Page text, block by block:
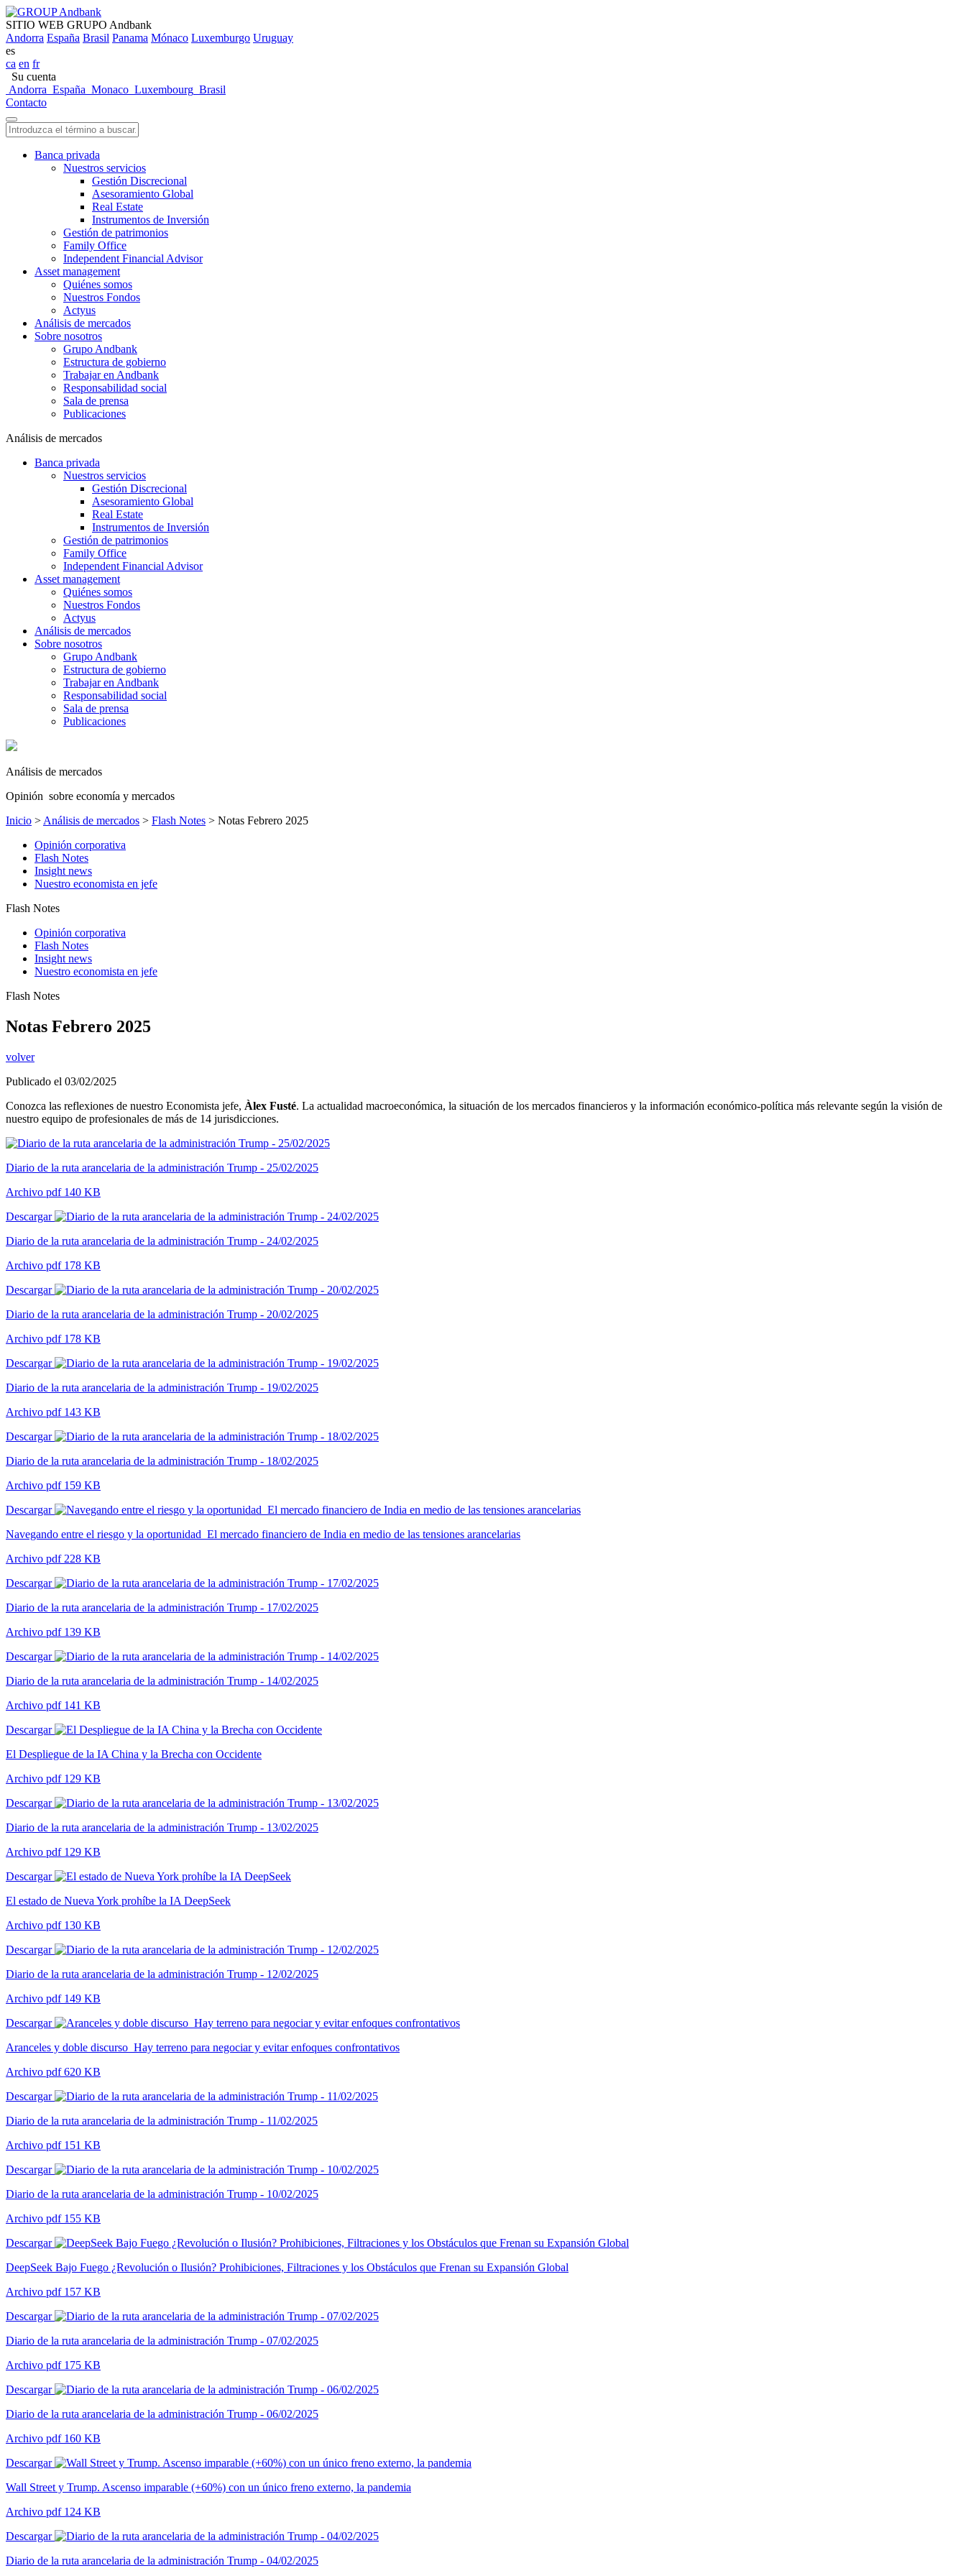
SITIO WEB GRUPO Andbank
Andorra España Brasil Panama Mónaco Luxemburgo Uruguay
es
ca en fr
Su cuenta
Andorra España Monaco Luxembourg Brasil
Contacto
Banca privada
Nuestros servicios
Gestión Discrecional
Asesoramiento Global
Real Estate
Instrumentos de Inversión
Gestión de patrimonios
Family Office
Independent Financial Advisor
Asset management
Quiénes somos
Nuestros Fondos
Actyus
Análisis de mercados
Sobre nosotros
Grupo Andbank
Estructura de gobierno
Trabajar en Andbank
Responsabilidad social
Sala de prensa
Publicaciones
Análisis de mercados
Banca privada
Nuestros servicios
Gestión Discrecional
Asesoramiento Global
Real Estate
Instrumentos de Inversión
Gestión de patrimonios
Family Office
Independent Financial Advisor
Asset management
Quiénes somos
Nuestros Fondos
Actyus
Análisis de mercados
Sobre nosotros
Grupo Andbank
Estructura de gobierno
Trabajar en Andbank
Responsabilidad social
Sala de prensa
Publicaciones
Análisis de mercados
Opinión sobre economía y mercados
Inicio > Análisis de mercados > Flash Notes > Notas Febrero 2025
Opinión corporativa
Flash Notes
Insight news
Nuestro economista en jefe
Flash Notes
Opinión corporativa
Flash Notes
Insight news
Nuestro economista en jefe
Flash Notes
Notas Febrero 2025
volver
Publicado el 03/02/2025
Conozca las reflexiones de nuestro Economista jefe, Àlex Fusté. La actualidad macroeconómica, la situación de los mercados financieros y la información económico-política más relevante según la visión de
nuestro equipo de profesionales de más de 14 jurisdicciones.
Diario de la ruta arancelaria de la administración Trump - 25/02/2025
Archivo pdf 140 KB
Descargar
Diario de la ruta arancelaria de la administración Trump - 24/02/2025
Archivo pdf 178 KB
Descargar
Diario de la ruta arancelaria de la administración Trump - 20/02/2025
Archivo pdf 178 KB
Descargar
Diario de la ruta arancelaria de la administración Trump - 19/02/2025
Archivo pdf 143 KB
Descargar
Diario de la ruta arancelaria de la administración Trump - 18/02/2025
Archivo pdf 159 KB
Descargar
Navegando entre el riesgo y la oportunidad_El mercado financiero de India en medio de las tensiones arancelarias
Archivo pdf 228 KB
Descargar
Diario de la ruta arancelaria de la administración Trump - 17/02/2025
Archivo pdf 139 KB
Descargar
Diario de la ruta arancelaria de la administración Trump - 14/02/2025
Archivo pdf 141 KB
Descargar
El Despliegue de la IA China y la Brecha con Occidente
Archivo pdf 129 KB
Descargar
Diario de la ruta arancelaria de la administración Trump - 13/02/2025
Archivo pdf 129 KB
Descargar
El estado de Nueva York prohíbe la IA DeepSeek
Archivo pdf 130 KB
Descargar
Diario de la ruta arancelaria de la administración Trump - 12/02/2025
Archivo pdf 149 KB
Descargar
Aranceles y doble discurso_Hay terreno para negociar y evitar enfoques confrontativos
Archivo pdf 620 KB
Descargar
Diario de la ruta arancelaria de la administración Trump - 11/02/2025
Archivo pdf 151 KB
Descargar
Diario de la ruta arancelaria de la administración Trump - 10/02/2025
Archivo pdf 155 KB
Descargar
DeepSeek Bajo Fuego ¿Revolución o Ilusión? Prohibiciones, Filtraciones y los Obstáculos que Frenan su Expansión Global
Archivo pdf 157 KB
Descargar
Diario de la ruta arancelaria de la administración Trump - 07/02/2025
Archivo pdf 175 KB
Descargar
Diario de la ruta arancelaria de la administración Trump - 06/02/2025
Archivo pdf 160 KB
Descargar
Wall Street y Trump. Ascenso imparable (+60%) con un único freno externo, la pandemia
Archivo pdf 124 KB
Descargar
Diario de la ruta arancelaria de la administración Trump - 04/02/2025